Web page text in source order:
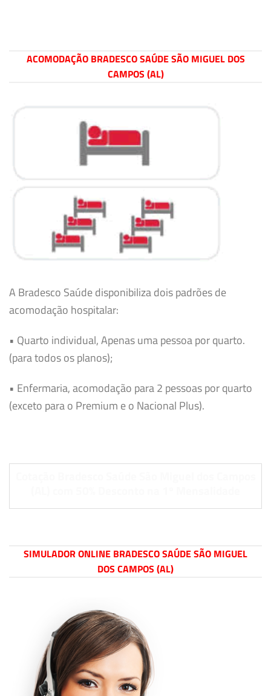
ACOMODAÇÃO BRADESCO SAÚDE SÃO MIGUEL DOS
CAMPOS (AL)
A Bradesco Saúde disponibiliza dois padrões de
acomodação hospitalar:
• Quarto individual, Apenas uma pessoa por quarto.
(para todos os planos);
• Enfermaria, acomodação para 2 pessoas por quarto
(exceto para o Premium e o Nacional Plus).
SIMULADOR ONLINE BRADESCO SAÚDE SÃO MIGUEL
DOS CAMPOS (AL)